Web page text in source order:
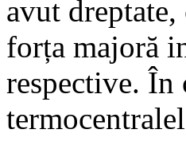
avut
forța majoră
respective. În